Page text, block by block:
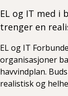
EL og IT med i
trenger en
EL og IT
organisasjoner
havvindplan.
realistisk og